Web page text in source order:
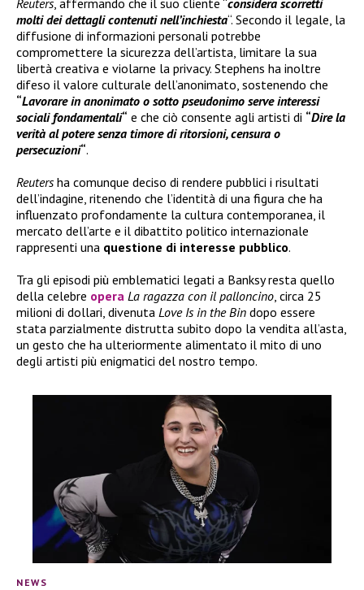
molti dei dettagli contenuti nell’inchiesta“. Secondo il legale, la
diffusione di informazioni personali potrebbe
compromettere la sicurezza dell’artista, limitare la sua
libertà creativa e violarne la privacy. Stephens ha inoltre
difeso il valore culturale dell’anonimato, sostenendo che
“Lavorare in anonimato o sotto pseudonimo serve interessi
sociali fondamentali“ e che ciò consente agli artisti di “Dire la
verità al potere senza timore di ritorsioni, censura o
persecuzioni“.
Reutersha comunque deciso di rendere pubblici i risultati
dell’indagine, ritenendo che l’identità di una figura che ha
influenzato profondamente la cultura contemporanea, il
mercato dell’arte e il dibattito politico internazionale
rappresenti una questione di interesse pubblico.
Tra gli episodi più emblematici legati a Banksy resta quello
della celebre opera La ragazza con il palloncino , circa 25
milioni di dollari, divenuta Love Is in the Bin dopo essere
stata parzialmente distrutta subito dopo la vendita all’asta,
un gesto che ha ulteriormente alimentato il mito di uno
degli artisti più enigmatici del nostro tempo.
NEWS